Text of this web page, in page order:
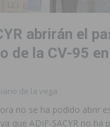
abrirán el
de la CV-95
de la vega
no se ha podido abrir
que ADIF-SACYR no ha